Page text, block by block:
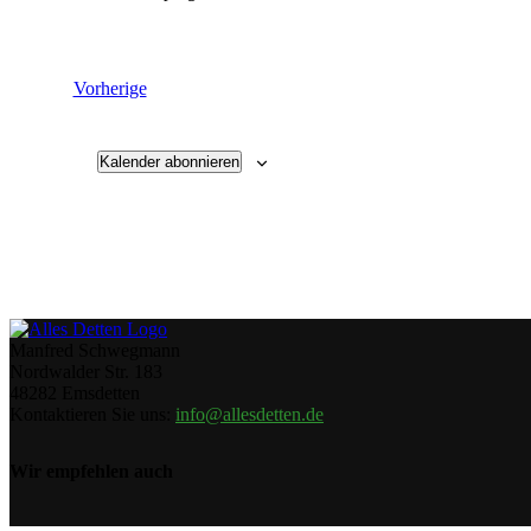
VorherigeVeranstaltungen
Kalender abonnieren
info@allesdetten.de